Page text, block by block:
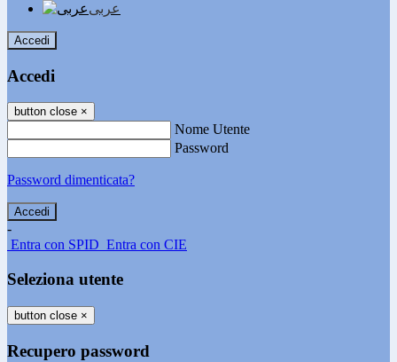
عربى
Accedi
Accedi
button close ×
Nome Utente
Password
Password dimenticata?
-
Entra con SPID Entra con CIE
Seleziona utente
button close ×
Recupero password